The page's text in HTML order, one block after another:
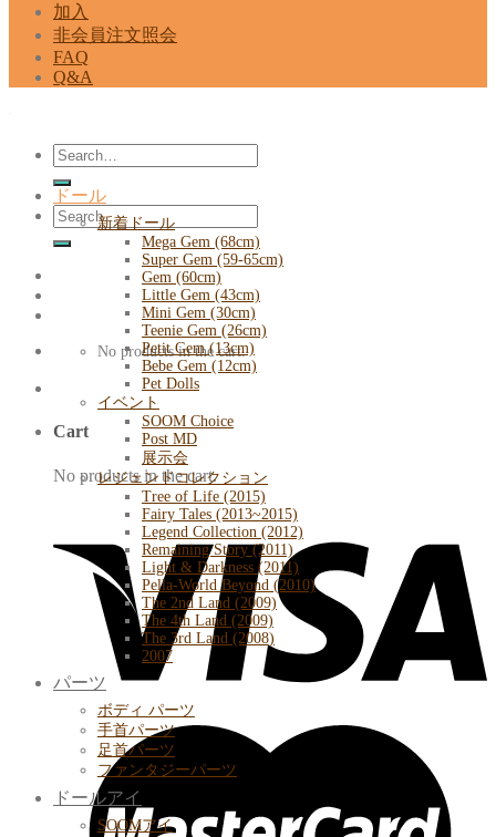
加入
非会員注文照会
FAQ
Q&A
Search
for:
Search
for:
No products in the cart.
Cart
No products in the cart.
ドール
新着ドール
Mega Gem (68cm)
Super Gem (59-65cm)
Gem (60cm)
Little Gem (43cm)
Mini Gem (30cm)
Teenie Gem (26cm)
Petit Gem (13cm)
Bebe Gem (12cm)
Pet Dolls
イベント
SOOM Choice
Post MD
展示会
レジェンドコレクション
Tree of Life (2015)
Fairy Tales (2013~2015)
Legend Collection (2012)
Remaining Story (2011)
Light & Darkness (2011)
Pella-World Beyond (2010)
The 2nd Land (2009)
The 4th Land (2009)
The 3rd Land (2008)
2007
パーツ
ボディ パーツ
手首パーツ
足首パーツ
ファンタジーパーツ
ドールアイ
SOOMアイ